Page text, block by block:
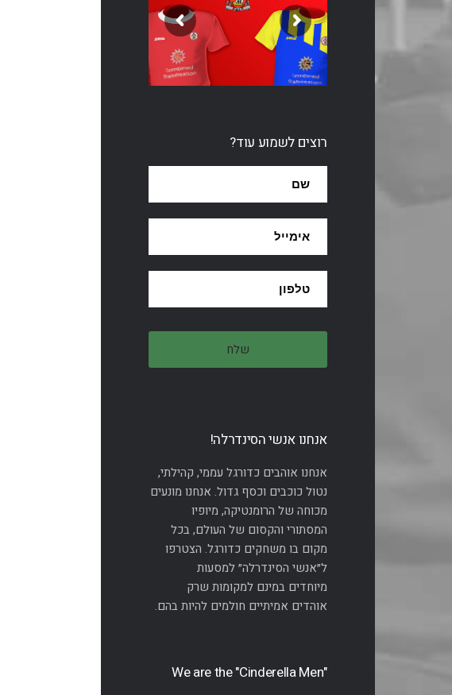
רוצים לשמוע עוד?
אנחנו אנשי הסינדרלה!
אנחנו אוהבים כדורגל עממי, קהילתי,
נטול כוכבים וכסף גדול. אנחנו מונעים
מכוחה של הרומנטיקה, מיופיו
המסתורי והקסום של העולם, בכל
מקום בו משחקים כדורגל. הצטרפו
ל״אנשי הסינדרלה״ למסעות
מיוחדים במינם למקומות שרק
אוהדים אמיתיים חולמים להיות בהם.
"We are the "Cinderella Men